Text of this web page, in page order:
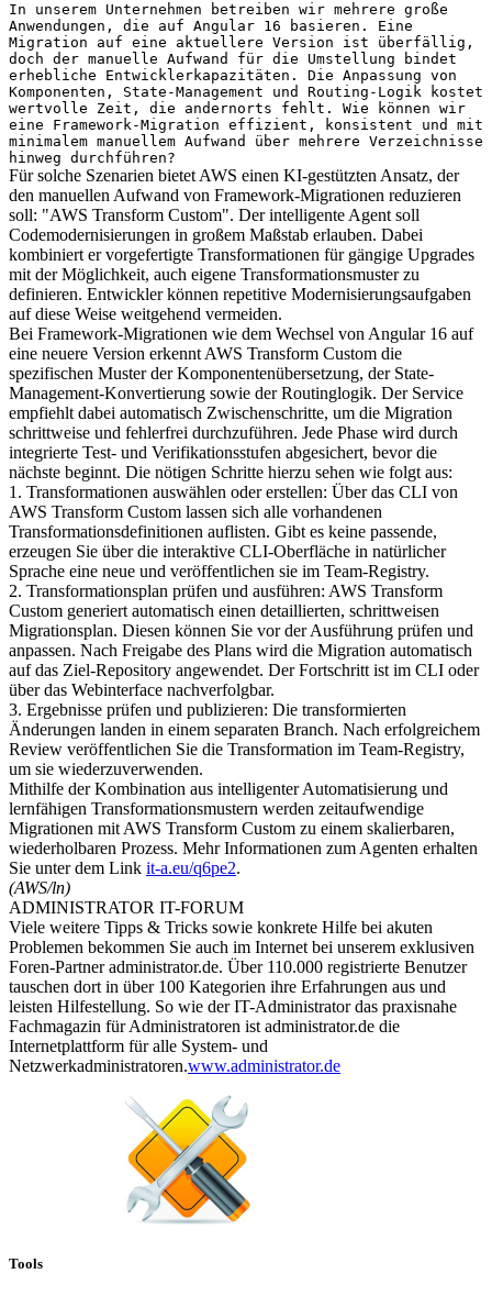
In unserem Unternehmen betreiben wir mehrere große
Anwendungen, die auf Angular 16 basieren. Eine
Migration auf eine aktuellere Version ist überfällig,
doch der manuelle Aufwand für die Umstellung bindet
erhebliche Entwicklerkapazitäten. Die Anpassung von
Komponenten, State-Management und Routing-Logik kostet
wertvolle Zeit, die andernorts fehlt. Wie können wir
eine Framework-Migration effizient, konsistent und mit
minimalem manuellem Aufwand über mehrere Verzeichnisse
hinweg durchführen?
Für solche Szenarien bietet AWS einen KI-gestützten Ansatz, der
den manuellen Aufwand von Framework-Migrationen reduzieren
soll: "AWS Transform Custom". Der intelligente Agent soll
Codemodernisierungen in großem Maßstab erlauben. Dabei
kombiniert er vorgefertigte Transformationen für gängige Upgrades
mit der Möglichkeit, auch eigene Transformationsmuster zu
definieren. Entwickler können repetitive Modernisierungsaufgaben
auf diese Weise weitgehend vermeiden.
Bei Framework-Migrationen wie dem Wechsel von Angular 16 auf
eine neuere Version erkennt AWS Transform Custom die
spezifischen Muster der Komponentenübersetzung, der State-
Management-Konvertierung sowie der Routinglogik. Der Service
empfiehlt dabei automatisch Zwischenschritte, um die Migration
schrittweise und fehlerfrei durchzuführen. Jede Phase wird durch
integrierte Test- und Verifikationsstufen abgesichert, bevor die
nächste beginnt. Die nötigen Schritte hierzu sehen wie folgt aus:
1. Transformationen auswählen oder erstellen: Über das CLI von
AWS Transform Custom lassen sich alle vorhandenen
Transformationsdefinitionen auflisten. Gibt es keine passende,
erzeugen Sie über die interaktive CLI-Oberfläche in natürlicher
Sprache eine neue und veröffentlichen sie im Team-Registry.
2. Transformationsplan prüfen und ausführen: AWS Transform
Custom generiert automatisch einen detaillierten, schrittweisen
Migrationsplan. Diesen können Sie vor der Ausführung prüfen und
anpassen. Nach Freigabe des Plans wird die Migration automatisch
auf das Ziel-Repository angewendet. Der Fortschritt ist im CLI oder
über das Webinterface nachverfolgbar.
3. Ergebnisse prüfen und publizieren: Die transformierten
Änderungen landen in einem separaten Branch. Nach erfolgreichem
Review veröffentlichen Sie die Transformation im Team-Registry,
um sie wiederzuverwenden.
Mithilfe der Kombination aus intelligenter Automatisierung und
lernfähigen Transformationsmustern werden zeitaufwendige
Migrationen mit AWS Transform Custom zu einem skalierbaren,
wiederholbaren Prozess. Mehr Informationen zum Agenten erhalten
Sie unter dem Link it-a.eu/q6pe2.
(AWS/ln)
ADMINISTRATOR IT-FORUM
Viele weitere Tipps & Tricks sowie konkrete Hilfe bei akuten
Problemen bekommen Sie auch im Internet bei unserem exklusiven
Foren-Partner administrator.de. Über 110.000 registrierte Benutzer
tauschen dort in über 100 Kategorien ihre Erfahrungen aus und
leisten Hilfestellung. So wie der IT-Administrator das praxisnahe
Fachmagazin für Administratoren ist administrator.de die
Internetplattform für alle System- und
Netzwerkadministratoren.www.administrator.de
Tools